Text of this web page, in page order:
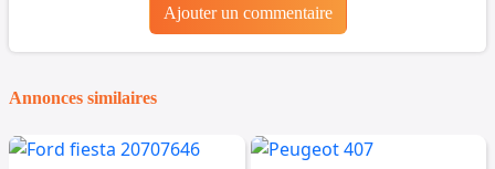
Ajouter un commentaire
Annonces similaires